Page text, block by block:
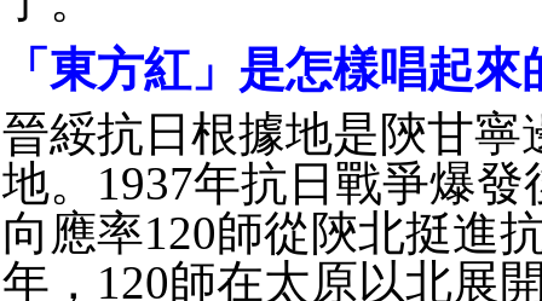
「東方紅」是怎樣唱起來
晉綏抗日根據地是陝甘寧
地。1937年抗日戰爭爆
向應率120師從陝北挺進
年，120師在太原以北展